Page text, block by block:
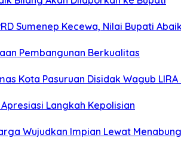
Sumenep Kecewa, Nilai Bupati
Pembangunan Berkualitas
Kota Pasuruan Disidak Wagub
Langkah Kepolisian
Wujudkan Impian Lewat Menabung